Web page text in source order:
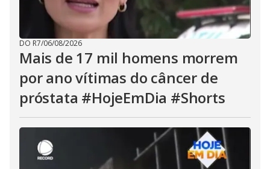
DO R7/06/08/2026
Mais de 17 mil homens morrem
por ano vítimas do câncer de
próstata #HojeEmDia #Shorts